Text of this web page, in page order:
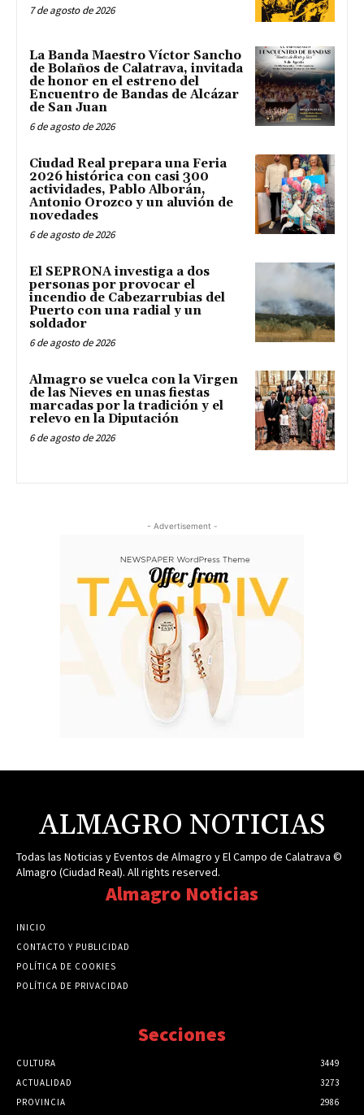
7 de agosto de 2026
La Banda Maestro Víctor Sancho
de Bolaños de Calatrava, invitada
de honor en el estreno del
Encuentro de Bandas de Alcázar
de San Juan
6 de agosto de 2026
Ciudad Real prepara una Feria
2026 histórica con casi 300
actividades, Pablo Alborán,
Antonio Orozco y un aluvión de
novedades
6 de agosto de 2026
El SEPRONA investiga a dos
personas por provocar el
incendio de Cabezarrubias del
Puerto con una radial y un
soldador
6 de agosto de 2026
Almagro se vuelca con la Virgen
de las Nieves en unas fiestas
marcadas por la tradición y el
relevo en la Diputación
6 de agosto de 2026
- Advertisement -
ALMAGRO NOTICIAS
Todas las Noticias y Eventos de Almagro y El Campo de Calatrava ©
Almagro (Ciudad Real). All rights reserved.
Almagro Noticias
INICIO
CONTACTO Y PUBLICIDAD
POLÍTICA DE COOKIES
POLÍTICA DE PRIVACIDAD
Secciones
CULTURA
3449
ACTUALIDAD
3273
PROVINCIA
2986